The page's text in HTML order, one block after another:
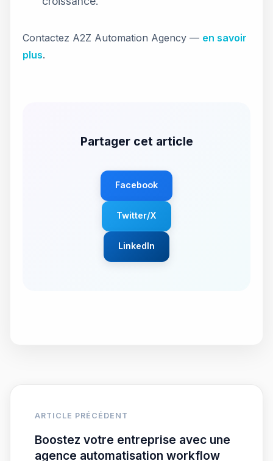
Contactez A2Z Automation Agency — en savoir
plus.
Partager cet article
Facebook
Twitter/X
LinkedIn
ARTICLE PRÉCÉDENT
Boostez votre entreprise avec une
agence automatisation workflow